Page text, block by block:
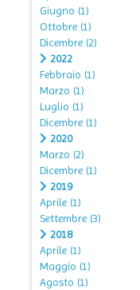
Giugno (1)
Ottobre (1)
Dicembre (2)
2022
Febbraio (1)
Marzo (1)
Luglio (1)
Dicembre (1)
2020
Marzo (2)
Dicembre (1)
2019
Aprile (1)
Settembre (3)
2018
Aprile (1)
Maggio (1)
Agosto (1)